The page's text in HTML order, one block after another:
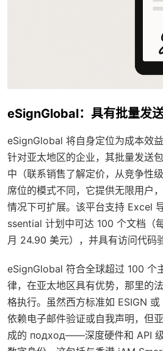
eSignGlobal：具有批量发
eSignGlobal 将自身定位为成本效
针对亚太地区的企业，其批量发送
中（联系销售了解定价，从竞争性
席位的模式不同，它提供无限用户
情况下可扩展。该平台支持 Excel
ssential 计划中可达 100 个文档（
月 24.90 美元），并具有访问代码
eSignGlobal 符合全球超过 100 个
律，在亚太地区具有优势，那里的
格执行。虽然西方标准如 ESIGN 或
依赖电子邮件验证或自我声明，但
成的 подход——深度硬件和 API